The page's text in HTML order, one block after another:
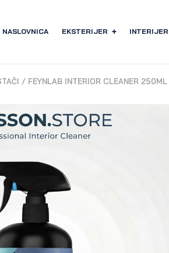
NASLOVNICA EKSTERIJER INTERIJER
/ FEYNLAB INTERIOR CLEANER 250ML